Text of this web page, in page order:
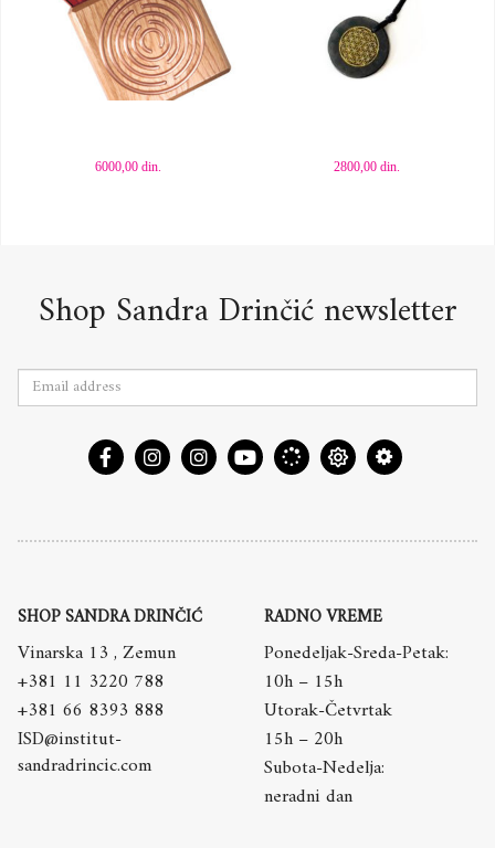
Dodaj u korpu
6000,00 din. 2800,00din.
Shop Sandra Drinčić newsletter
SHOP SANDRA DRINČIĆ
Vinarska 13 , Zemun
+381 11 3220 788
+381 66 8393 888
ISD@institut-
sandradrincic.com
RADNO VREME
Ponedeljak-Sreda-Petak:
10h – 15h
Utorak-Četvrtak
15h – 20h
Subota-Nedelja:
neradni dan